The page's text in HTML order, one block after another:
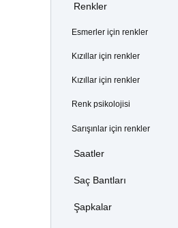
Renkler
Esmerler için renkler
Kızıllar için renkler
Kızıllar için renkler
Renk psikolojisi
Sarışınlar için renkler
Saatler
Saç Bantları
Şapkalar